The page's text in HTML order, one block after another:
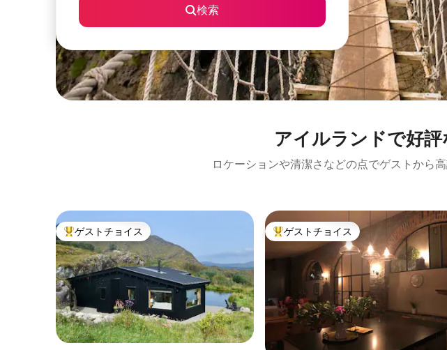
検索
アイルランドで好
ロケーションや清潔さなどの点でゲストから
大好評のゲストチョイスです。
ゲストチョイス 大好評のゲストチョイスです。
ゲストチョイス